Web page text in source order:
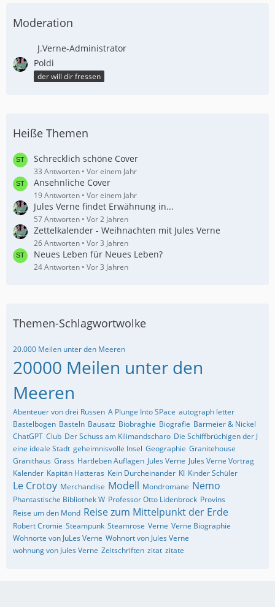
Moderation
J.Verne-Administrator
Poldi
der will dir fressen
Heiße Themen
Schrecklich schöne Cover
33 Antworten Vor einem Jahr
Ansehnliche Cover
19 Antworten Vor einem Jahr
Jules Verne findet Erwähnung in...
57 Antworten Vor 2 Jahren
Zettelkalender - Weihnachten mit Jules Verne
26 Antworten Vor 3 Jahren
Neues Leben für Neues Leben?
24 Antworten Vor 3 Jahren
Themen-Schlagwortwolke
20.000 Meilen unter den Meeren
20000 Meilen unter den
Meeren
Abenteuer von drei Russen A Plunge Into SPace autograph letter
Bastelbogen Basteln Bausatz Biobraghie Biografie Bärmeier & Nickel
ChatGPT Club Der Schuss am Kilimandscharo Die Schiffbrüchigen der J
eine ideale Stadt geheimnisvolle Insel Geographie Granitehouse
Granithaus Grass Hartleben Auflagen Jules Verne Jules Verne Vortrag
Kalender Kapitän Hatteras Kein Durcheinander KI Kinder Schüler
Le Crotoy Merchandise Modell Mondromane Nemo
Phantastische Bibliothek W Professor Otto Lidenbrock Provins
Reise um den Mond Reise zum Mittelpunkt der Erde
Robert Cromie Steampunk Steamrose Verne Verne Biographie
Wohnorte von JuLes Verne Wohnort von Jules Verne
wohnung von Jules Verne Zeitschriften zitat zitate